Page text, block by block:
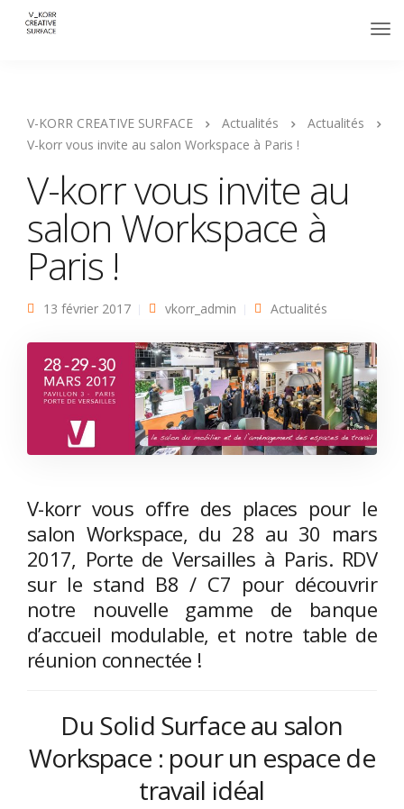
V-KORR CREATIVE SURFACE Actualités
Actualités
V-korr vous invite au salon Workspace à Paris !
V-korr vous invite au
salon Workspace à
Paris !
13 février 2017 vkorr_admin Actualités
V-korr vous offre des places pour le
salon Workspace, du 28 au 30 mars
2017, Porte de Versailles à Paris. RDV
sur le stand B8 / C7 pour découvrir
notre nouvelle gamme de banque
d’accueil modulable, et notre table de
réunion connectée !
Du Solid Surface au salon
Workspace : pour un espace de
travail idéal